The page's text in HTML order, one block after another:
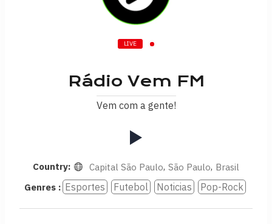
LIVE
Rádio Vem FM
Vem com a gente!
Country: Capital São Paulo, São Paulo, Brasil
Genres : Esportes Futebol Noticias Pop-Rock